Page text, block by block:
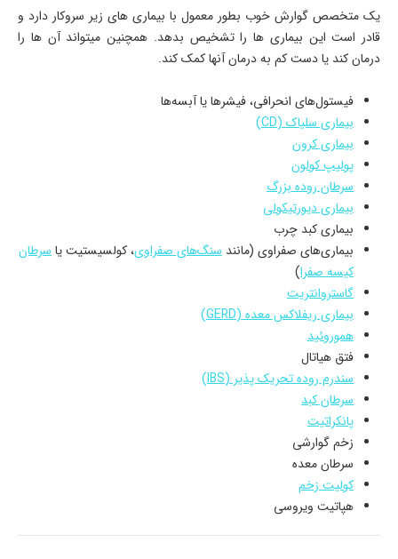
یک متخصص گوارش خوب بطور معمول با بیماری های زیر سروکار دارد و
قادر است این بیماری ها را تشخیص بدهد. همچنین میتواند آن ها را
درمان کند یا دست کم به درمان آنها کمک کند.
فیستول‌های انحرافی، فیشرها یا آبسه‌ها
بیماری سلیاک (CD)
بیماری کرون
پولیپ کولون
سرطان روده بزرگ
بیماری دیورتیکولی
بیماری کبد چرب
بیماری‌های صفراوی (مانند سنگ‌های صفراوی، کولسیستیت یاسرطان
کیسه صفرا)
گاستروانتریت
بیماری ریفلاکس معده (GERD)
هموروئید
فتق هیاتال
سندرم روده تحریک پذیر (IBS)
سرطان کبد
پانکراتیت
زخم گوارشی
سرطان معده
کولیت زخم
هپاتیت ویروسی